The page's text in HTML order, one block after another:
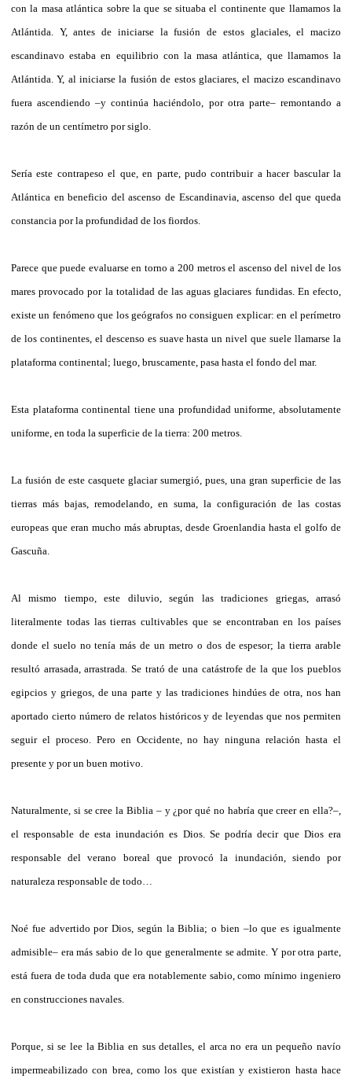
con la masa atlántica sobre la que se situaba el continente que llamamos la
Atlántida. Y, antes de iniciarse la fusión de estos glaciales, el macizo
escandinavo estaba en equilibrio con la masa atlántica, que llamamos la
Atlántida. Y, al iniciarse la fusión de estos glaciares, el macizo escandinavo
fuera ascendiendo –y continúa haciéndolo, por otra parte– remontando a
razón de un centímetro por siglo.
Sería este contrapeso el que, en parte, pudo contribuir a hacer bascular la
Atlántica en beneficio del ascenso de Escandinavia, ascenso del que queda
constancia por la profundidad de los fiordos.
Parece que puede evaluarse en torno a 200 metros el ascenso del nivel de los
mares provocado por la totalidad de las aguas glaciares fundidas. En efecto,
existe un fenómeno que los geógrafos no consiguen explicar: en el perímetro
de los continentes, el descenso es suave hasta un nivel que suele llamarse la
plataforma continental; luego, bruscamente, pasa hasta el fondo del mar.
Esta plataforma continental tiene una profundidad uniforme, absolutamente
uniforme, en toda la superficie de la tierra: 200 metros.
La fusión de este casquete glaciar sumergió, pues, una gran superficie de las
tierras más bajas, remodelando, en suma, la configuración de las costas
europeas que eran mucho más abruptas, desde Groenlandia hasta el golfo de
Gascuña.
Al mismo tiempo, este diluvio, según las tradiciones griegas, arrasó
literalmente todas las tierras cultivables que se encontraban en los países
donde el suelo no tenía más de un metro o dos de espesor; la tierra arable
resultó arrasada, arrastrada. Se trató de una catástrofe de la que los pueblos
egipcios y griegos, de una parte y las tradiciones hindúes de otra, nos han
aportado cierto número de relatos históricos y de leyendas que nos permiten
seguir el proceso. Pero en Occidente, no hay ninguna relación hasta el
presente y por un buen motivo.
Naturalmente, si se cree la Biblia – y ¿por qué no habría que creer en ella?–,
el responsable de esta inundación es Dios. Se podría decir que Dios era
responsable del verano boreal que provocó la inundación, siendo por
naturaleza responsable de todo…
Noé fue advertido por Dios, según la Biblia; o bien –lo que es igualmente
admisible– era más sabio de lo que generalmente se admite. Y por otra parte,
está fuera de toda duda que era notablemente sabio, como mínimo ingeniero
en construcciones navales.
Porque, si se lee la Biblia en sus detalles, el arca no era un pequeño navío
impermeabilizado con brea, como los que existían y existieron hasta hace